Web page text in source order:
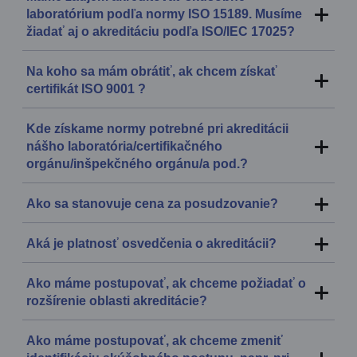
laboratórium podľa normy ISO 15189. Musíme
žiadať aj o akreditáciu podľa ISO/IEC 17025?
Na koho sa mám obrátiť, ak chcem získať
certifikát ISO 9001 ?
Kde získame normy potrebné pri akreditácii
nášho laboratória/certifikačného
orgánu/inšpekčného orgánu/a pod.?
Ako sa stanovuje cena za posudzovanie?
Aká je platnosť osvedčenia o akreditácii?
Ako máme postupovať, ak chceme požiadať o
rozšírenie oblasti akreditácie?
Ako máme postupovať, ak chceme zmeniť